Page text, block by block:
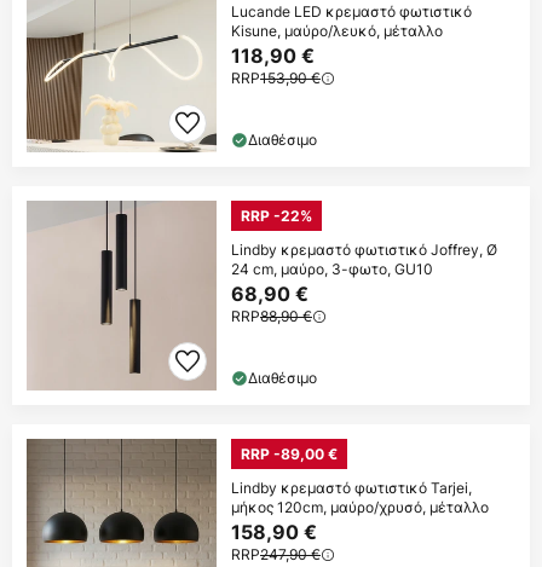
Lucande LED κρεμαστό φωτιστικό
Kisune, μαύρο/λευκό, μέταλλο
118,90 €
RRP153,90 €
Διαθέσιμο
RRP -22%
Lindby κρεμαστό φωτιστικό Joffrey, Ø
24 cm, μαύρο, 3-φωτο, GU10
68,90 €
RRP88,90 €
Διαθέσιμο
RRP -89,00 €
Lindby κρεμαστό φωτιστικό Tarjei,
μήκος 120cm, μαύρο/χρυσό, μέταλλο
158,90 €
RRP247,90 €